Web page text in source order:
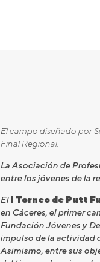
El campo diseñado por
Final Regional.
La Asociación de
entre los jóvenes de la
ElI Torneo de Putt
en Cáceres, el primer
Fundación Jóvenes y
impulso de la actividad
Asimismo, entre sus